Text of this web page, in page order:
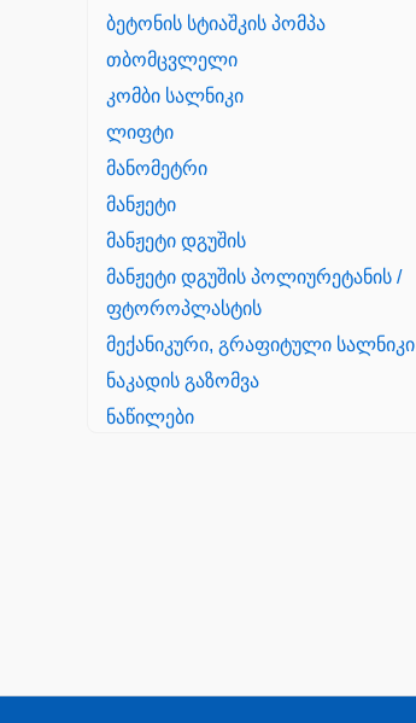
ბეტონის სტიაშკის პომპა
თბომცვლელი
კომბი სალნიკი
ლიფტი
მანომეტრი
მანჟეტი
მანჟეტი დგუშის
მანჟეტი დგუშის პოლიურეტანის /
ფტოროპლასტის
მექანიკური, გრაფიტული სალნიკი
ნაკადის გაზომვა
ნაწილები
რეზინის რგოლი